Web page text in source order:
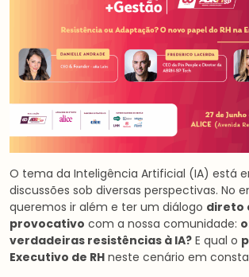
O tema da Inteligência Artificial (IA) está
discussões sob diversas perspectivas. No
queremos ir além e ter um diálogo direto
provocativo com a nossa comunidade:
verdadeiras resistências à IA? E qual o
Executivo de RH neste cenário em